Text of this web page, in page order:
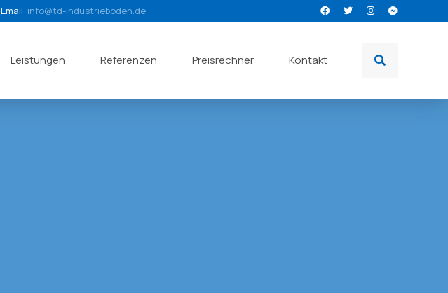
Email info@td-industrieboden.de
Leistungen Referenzen Preisrechner Kontakt